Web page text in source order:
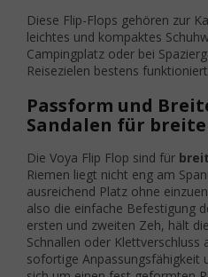
Diese Flip-Flops gehören zur
leichtes und kompaktes
Campingplatz oder bei
Reisezielen bestens
Passform und
Sandalen für
Die Voya Flip Flop sind für
Riemen liegt nicht eng am
ausreichend Platz ohne
also die einfache Befestigung
ersten und zweiten Zeh, hält
Schnallen oder Klettverschluss
sofortige Anpassungsfähigkeit